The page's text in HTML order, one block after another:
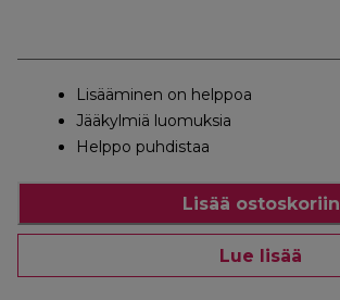
Lisääminen on helppoa
Jääkylmiä luomuksia
Helppo puhdistaa
Lisää ostoskoriin
Lue lisää